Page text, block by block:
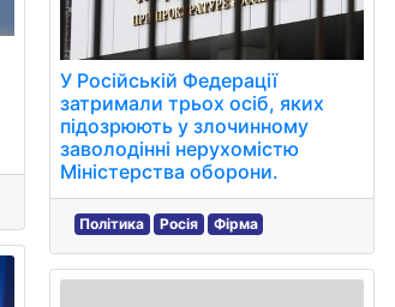
У Російській Федерації
затримали трьох осіб, яких
підозрюють у злочинному
заволодінні нерухомістю
Міністерства оборони.
Політика Росія Фірма